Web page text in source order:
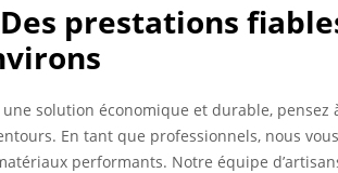
prestations
solution économique et durable,
En tant que professionnels, nous
performants. Notre équipe